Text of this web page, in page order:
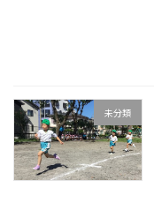
未分類